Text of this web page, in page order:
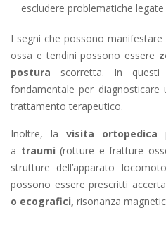
escludere problematiche legate
I segni che possono
ossa e tendini possono essere
postura scorretta. In
fondamentale per
trattamento terapeutico.
Inoltre, la visita ortopedica
a traumi (rotture e fratture
strutture dell’apparato
possono essere prescritti
o ecografici, risonanza